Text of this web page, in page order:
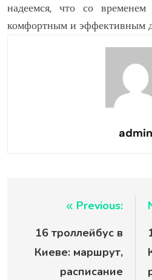
надеемся, что со
комфортным и эффективным
admin
Навигация
по
записям
Previous:
16 троллейбус в
Киеве: маршрут,
расписание